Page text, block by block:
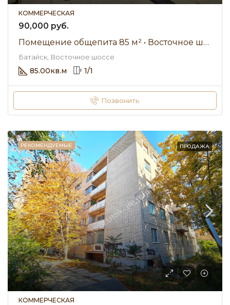
КОММЕРЧЕСКАЯ
90,000 руб.
Помещение общепита 85 м² • Восточное шоссе • Аренда 90 000 ₽/мес
Батайск, Восточное шоссе
85.00кв.м 1/1
Позвонить
РЕКОМЕНДУЕМЫЕ ПРОДАЖА
КОММЕРЧЕСКАЯ